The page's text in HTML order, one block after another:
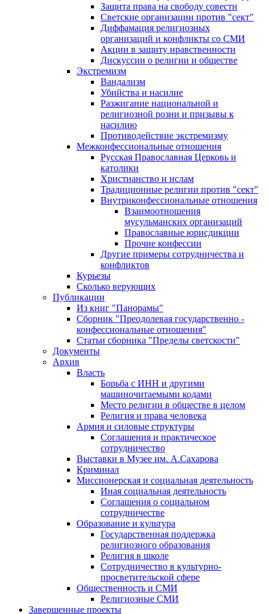
Защита права на свободу совести
Светские организации против "сект"
Диффамация религиозных
организаций и конфликты со СМИ
Акции в защиту нравственности
Дискуссии о религии и обществе
Экстремизм
Вандализм
Убийства и насилие
Разжигание национальной и
религиозной розни и призывы к
насилию
Противодействие экстремизму
Межконфессиональные отношения
Русская Православная Церковь и
католики
Христианство и ислам
Традиционные религии против "сект"
Внутриконфессиональные отношения
Взаимоотношения
мусульманских организаций
Православные юрисдикции
Прочие конфессии
Другие примеры сотрудничества и
конфликтов
Курьезы
Сколько верующих
Публикации
Из книг "Панорамы"
Сборник "Преодолевая государственно -
конфессиональные отношения"
Статьи сборника "Пределы светскости"
Документы
Архив
Власть
Борьба с ИНН и другими
машиночитаемыми кодами
Место религии в обществе в целом
Религия и права человека
Армия и силовые структуры
Соглашения и практическое
сотрудничество
Выставки в Музее им. А.Сахарова
Криминал
Миссионерская и социальная деятельность
Иная социальная деятельность
Соглашения о социальном
сотрудничестве
Образование и культура
Государственная поддержка
религиозного образования
Религия в школе
Сотрудничество в культурно-
просветительской сфере
Общественность и СМИ
Религиозные СМИ
Завершенные проекты